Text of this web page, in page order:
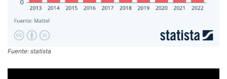
Fuente: statista